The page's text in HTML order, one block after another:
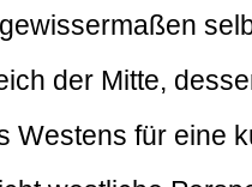
der Mitte,
Westens für eine